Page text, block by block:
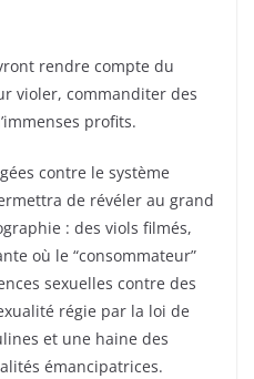
rendre compte du
violer, commanditer des
profits.
contre le système
de révéler au grand
: des viols filmés,
où le “consommateur”
sexuelles contre des
régie par la loi de
et une haine des
émancipatrices.